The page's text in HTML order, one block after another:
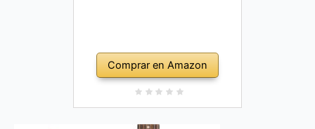
Comprar en Amazon